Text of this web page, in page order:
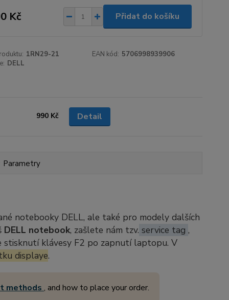
Kč Přidat do košíku
1RN29-21 EAN kód: 5706998939906
DELL
990 Kč Detail
Parametry
notebooky DELL, ale také pro modely dalších
DELL notebook, zašlete nám tzv. service tag ,
stisknutí klávesy F2 po zapnutí laptopu. V
displaye.
methods , and how to place your order.